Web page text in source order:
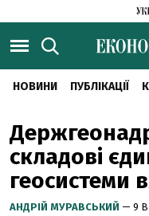
НОВИНИ ПУБЛІКАЦІЇ
складові
геосистеми
АНДРІЙ МУРАВСЬКИЙ — 9